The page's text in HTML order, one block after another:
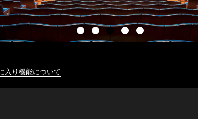
入り機能について